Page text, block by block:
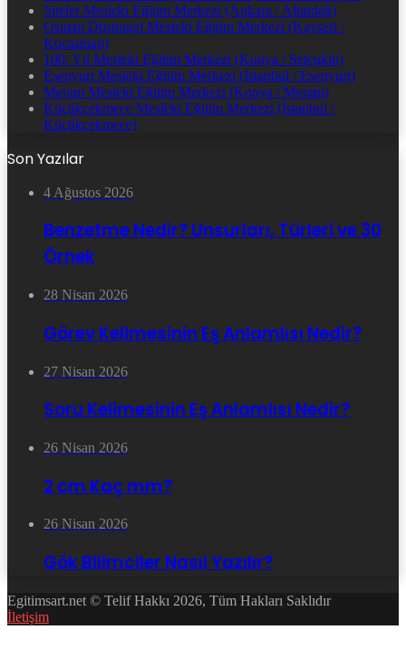
Siteler Mesleki Eğitim Merkezi (Ankara / Altındağ)
Osman Düşüngel Mesleki Eğitim Merkezi (Kayseri /
Kocasinan)
100. Yıl Mesleki Eğitim Merkezi (Konya / Selçuklu)
Esenyurt Mesleki Eğitim Merkezi (İstanbul / Esenyurt)
Meram Mesleki Eğitim Merkezi (Konya / Meram)
Küçükçekmece Mesleki Eğitim Merkezi (İstanbul /
Küçükçekmece)
Son Yazılar
4 Ağustos 2026
Benzetme Nedir? Unsurları, Türleri ve 30
Örnek
28 Nisan 2026
Görev Kelimesinin Eş Anlamlısı Nedir?
27 Nisan 2026
Soru Kelimesinin Eş Anlamlısı Nedir?
26 Nisan 2026
2 cm Kaç mm?
26 Nisan 2026
Gök Bilimciler Nasıl Yazılır?
Egitimsart.net © Telif Hakkı 2026, Tüm Hakları Saklıdır
İletişim